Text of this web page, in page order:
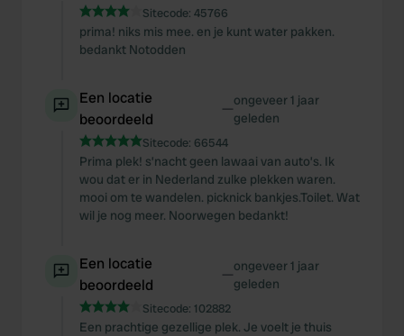
Sitecode: 45766
prima! niks mis mee. en je kunt water pakken.
bedankt Notodden
Een locatie
beoordeeld
—ongeveer 1 jaar
geleden
Sitecode: 66544
Prima plek! s’nacht geen lawaai van auto’s. Ik
wou dat er in Nederland zulke plekken waren.
mooi om te wandelen. picknick bankjes.Toilet. Wat
wil je nog meer. Noorwegen bedankt!
Een locatie
beoordeeld
—ongeveer 1 jaar
geleden
Sitecode: 102882
Een prachtige gezellige plek. Je voelt je thuis